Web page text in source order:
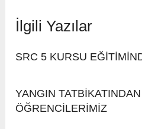
İlgili Yazılar
SRC 5 KURSU
YANGIN
ÖĞRENCİLERİMİZ